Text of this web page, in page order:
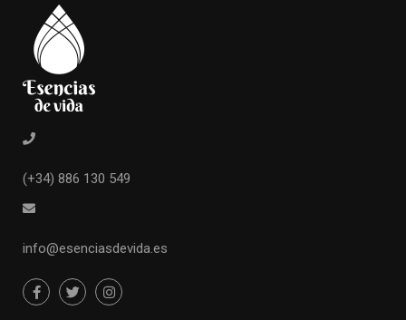
(+34) 886 130 549
info@esenciasdevida.es